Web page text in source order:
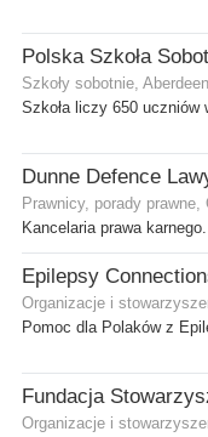
Szkoły sobotnie, Aberdeen
Szkoła liczy 650 uczniów
Dunne Defence
Prawnicy, porady prawne,
Kancelaria prawa
Organizacje i
Pomoc dla Polaków z
Organizacje i